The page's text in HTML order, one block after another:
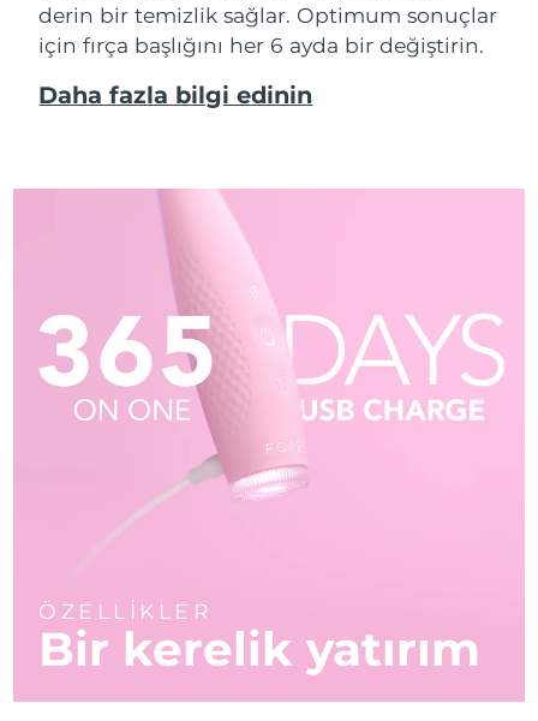
derin bir temizlik sağlar. Optimum sonuçlar
için fırça başlığını her 6 ayda bir değiştirin.
Daha fazla bilgi edinin
ÖZELLİKLER
Bir kerelik yatırım